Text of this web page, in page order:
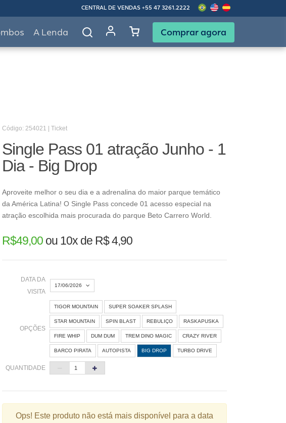
CENTRAL DE VENDAS +55 47 3261.2222
A Lenda Comprar agora
Código: 254021 | Ticket
Single Pass 01 atração Junho - 1
Dia - Big Drop
Aproveite melhor o seu dia e a adrenalina do maior parque temático
da América Latina! O Single Pass concede 01 acesso especial na
atração escolhida mais procurada do parque Beto Carrero World.
R$49,00ou 10x de R$ 4,90
DATA DA
VISITA
17/06/2026
« Agosto 2026 »
D S Q Q S S
1
24 25
OPÇÕES
TIGOR MOUNTAIN SUPER SOAKER SPLASH
STAR MOUNTAIN SPIN BLAST REBULIÇO RASKAPUSKA
FIRE WHIP DUM DUM TREM DINO MAGIC CRAZY RIVER
BARCO PIRATA AUTOPISTA BIG DROP TURBO DRIVE
QUANTIDADE
Ops! Este produto não está mais disponível para a data